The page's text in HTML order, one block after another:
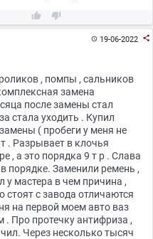
 
19-06-2022 
, помпы , сальников
замена
после замены стал
стала уходить . Купил
( пробеги у меня не
. Разрывает в клочья
, а это порядка 9 т р . Слава
порядке. Заменили ремень ,
у мастера в чем причина ,
стоят с завода отличаются
на первой моем авто ваз
. Про протечку антифриза ,
Через несколько тысяч